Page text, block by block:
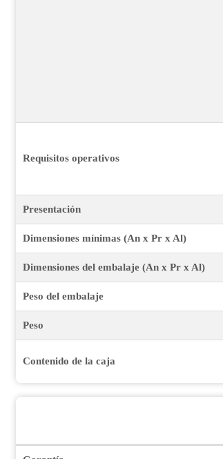
Requisitos operativos
Presentación
Dimensiones mínimas (An x Pr x Al)
Dimensiones del embalaje (An x Pr x Al)
Peso del embalaje
Peso
Contenido de la caja